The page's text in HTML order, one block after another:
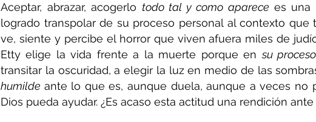
Aceptar, abrazar, acogerlo todo tal y como aparece es una
logrado transpolar de su proceso personal al contexto que
ve, siente y percibe el horror que viven afuera miles de
Etty elige la vida frente a la muerte porque en su proceso
transitar la oscuridad, a elegir la luz en medio de las
humilde ante lo que es, aunque duela, aunque a veces no
Dios pueda ayudar. ¿Es acaso esta actitud una rendición ante